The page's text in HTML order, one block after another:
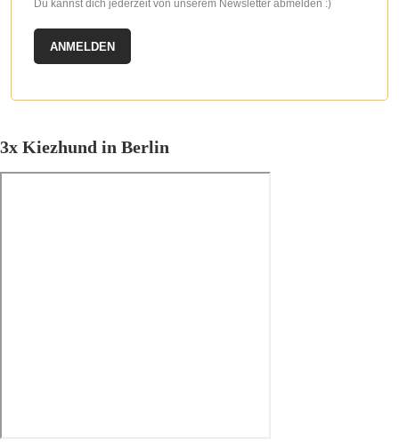
Du kannst dich jederzeit von unserem Newsletter abmelden :)
ANMELDEN
3x Kiezhund in Berlin